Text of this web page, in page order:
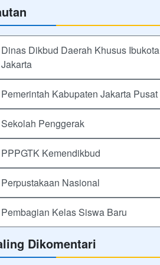
Dinas Dikbud Daerah Khusus Ibukota
Jakarta
Pemerintah Kabupaten Jakarta Pusat
Sekolah Penggerak
PPPGTK Kemendikbud
Perpustakaan Nasional
Pembagian Kelas Siswa Baru
Dikomentari